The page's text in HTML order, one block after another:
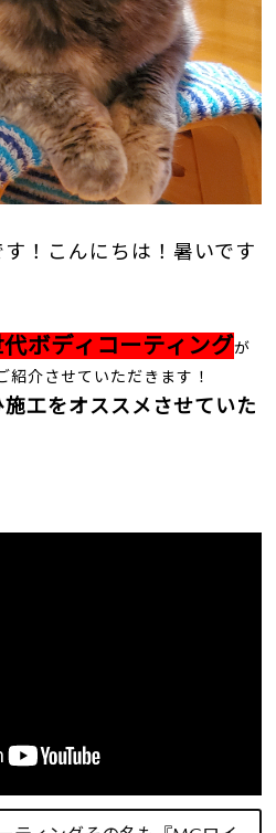
！こんにちは！暑いです
ボディコーティングが
紹介させていただきます！
工をオススメさせていた